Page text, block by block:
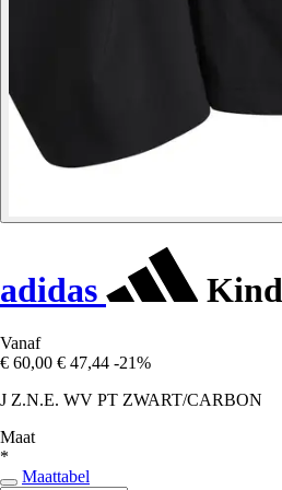
adidas
Vanaf
€ 60,00 € 47,44 -21%
J Z.N.E. WV PT ZWART/CARBON
Maat
*
Maattabel